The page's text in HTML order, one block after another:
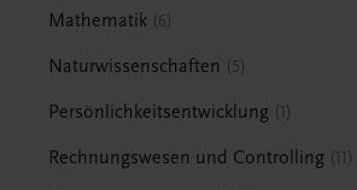
Mathematik 6
Naturwissenschaften 5
Persönlichkeitsentwicklung 1
Rechnungswesen und Controlling 11